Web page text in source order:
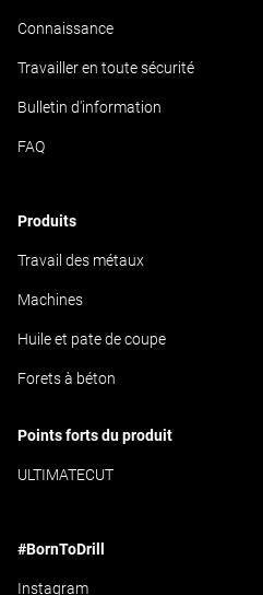
Connaissance
Travailler en toute sécurité
Bulletin d'information
FAQ
Produits
Travail des métaux
Machines
Huile et pate de coupe
Forets à béton
Points forts du produit
ULTIMATECUT
#BornToDrill
Instagram